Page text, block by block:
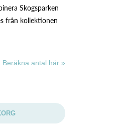
Skogsparken
från kollektionen
Beräkna antal här »